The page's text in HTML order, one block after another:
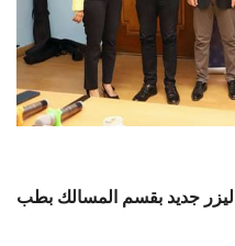
جديد بقسم المسالك بطب